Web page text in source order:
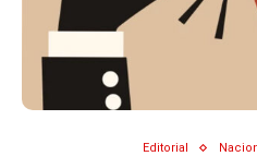
Editorial